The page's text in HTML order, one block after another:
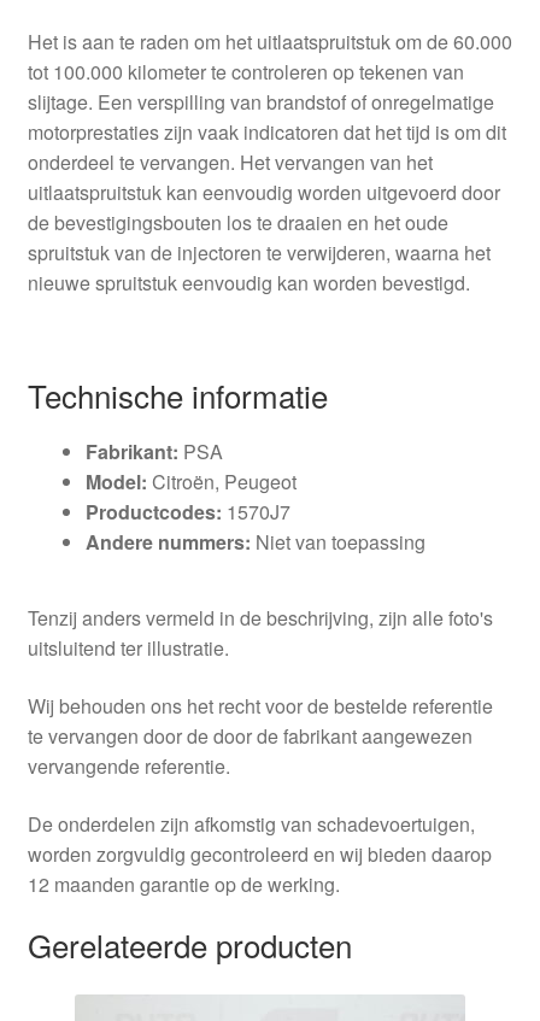
Het is aan te raden om het uitlaatspruitstuk om de 60.000
tot 100.000 kilometer te controleren op tekenen van
slijtage. Een verspilling van brandstof of onregelmatige
motorprestaties zijn vaak indicatoren dat het tijd is om dit
onderdeel te vervangen. Het vervangen van het
uitlaatspruitstuk kan eenvoudig worden uitgevoerd door
de bevestigingsbouten los te draaien en het oude
spruitstuk van de injectoren te verwijderen, waarna het
nieuwe spruitstuk eenvoudig kan worden bevestigd.
Technische informatie
Fabrikant: PSA
Model: Citroën, Peugeot
Productcodes: 1570J7
Andere nummers: Niet van toepassing
Tenzij anders vermeld in de beschrijving, zijn alle foto's
uitsluitend ter illustratie.
Wij behouden ons het recht voor de bestelde referentie
te vervangen door de door de fabrikant aangewezen
vervangende referentie.
De onderdelen zijn afkomstig van schadevoertuigen,
worden zorgvuldig gecontroleerd en wij bieden daarop
12 maanden garantie op de werking.
Gerelateerde producten